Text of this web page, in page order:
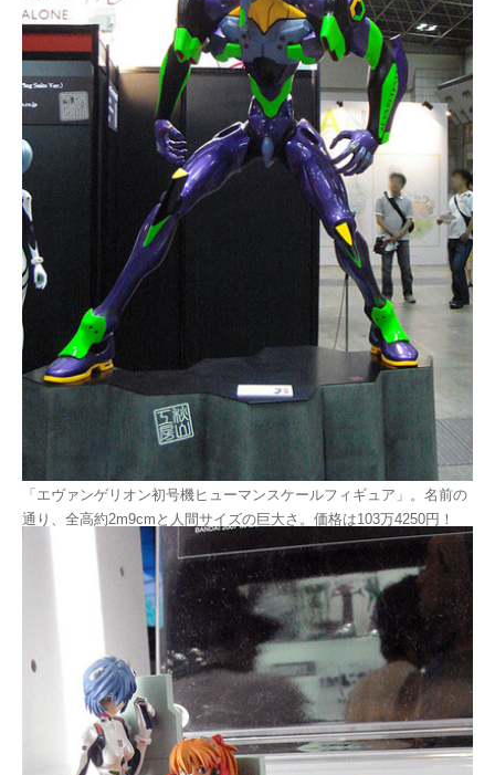
「エヴァンゲリオン初号機ヒューマンスケールフィギュア」。名前の
通り、全高約2m9cmと人間サイズの巨大さ。価格は103万4250円！